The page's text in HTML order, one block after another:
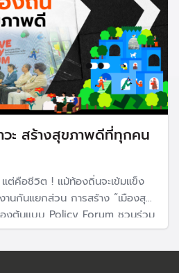
ะ สร้างสุขภาพดีที่ทุกคน
ต่คือชีวิต ! แม้ท้องถิ่นจะเข้มแข็ง
านกันแยกส่วน การสร้าง “เมืองสุข
Forum ชวนร่วม
วะ ผ่านการเสริมสร้างองค์ความรู้
ละผลักดันการแก้กฎหมายที่เป็น